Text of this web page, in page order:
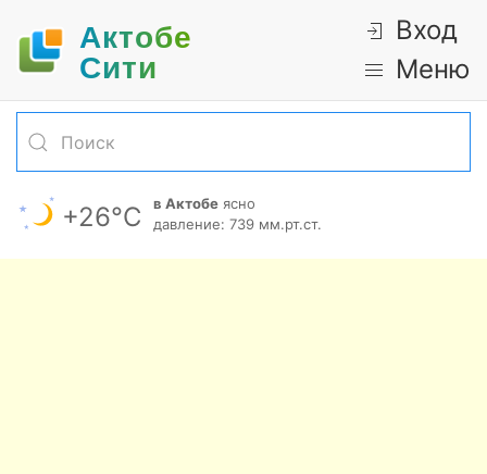
Актобе
Cити
Вход
Меню
+26°С в Актобе ясно
давление: 739 мм.рт.ст.